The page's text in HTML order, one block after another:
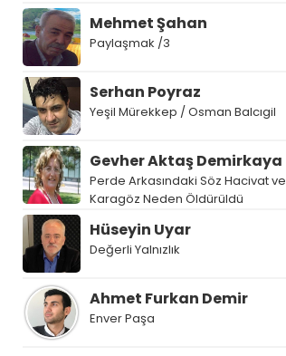
Mehmet Şahan
Paylaşmak /3
Serhan Poyraz
Yeşil Mürekkep / Osman Balcıgil
Gevher Aktaş Demirkaya
Perde Arkasındaki Söz Hacivat ve
Karagöz Neden Öldürüldü
Hüseyin Uyar
Değerli Yalnızlık
Ahmet Furkan Demir
Enver Paşa